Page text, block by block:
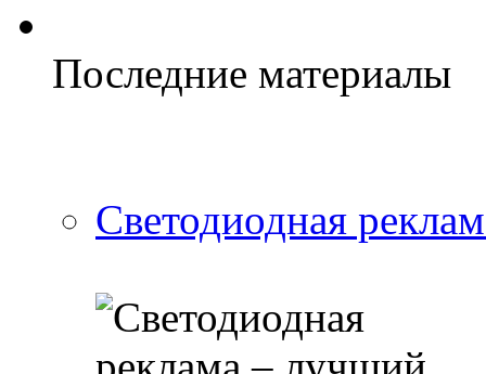
Последние материалы
Светодиодная